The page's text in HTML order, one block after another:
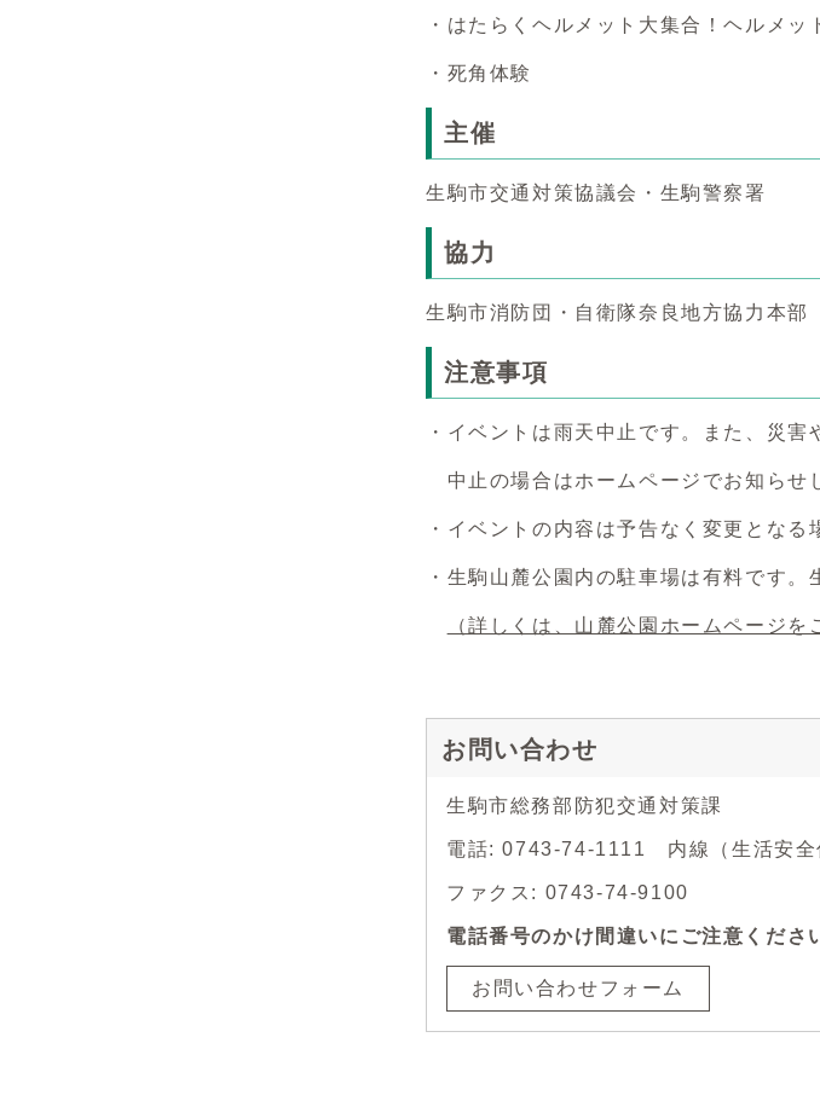
・はたらくヘルメット大集合！ヘルメッ
・死角体験
主催
生駒市交通対策協議会・生駒警察署
協力
生駒市消防団・自衛隊奈良地方協力本部
注意事項
・イベントは雨天中止です。また、災
中止の場合はホームページでお知らせ
・イベントの内容は予告なく変更となる
・生駒山麓公園内の駐車場は有料です
（詳しくは、山麓公園ホームページを
お問い合わせ
生駒市総務部防犯交通対策課
電話: 0743-74-1111 内線（生活安全
ファクス: 0743-74-9100
電話番号のかけ間違いにご注意くださ
お問い合わせフォーム